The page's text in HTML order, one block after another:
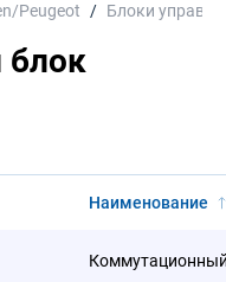
Peugeot Блоки
Наименование